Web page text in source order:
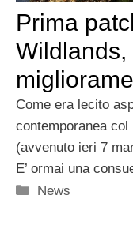
Prima
Wildlands,
Come era lecito
contemporanea
(avvenuto ieri 7
E’ ormai una
Categorie
News